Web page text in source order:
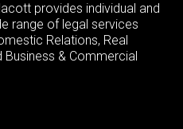
provides individual and
range of legal services
Relations, Real
Business & Commercial